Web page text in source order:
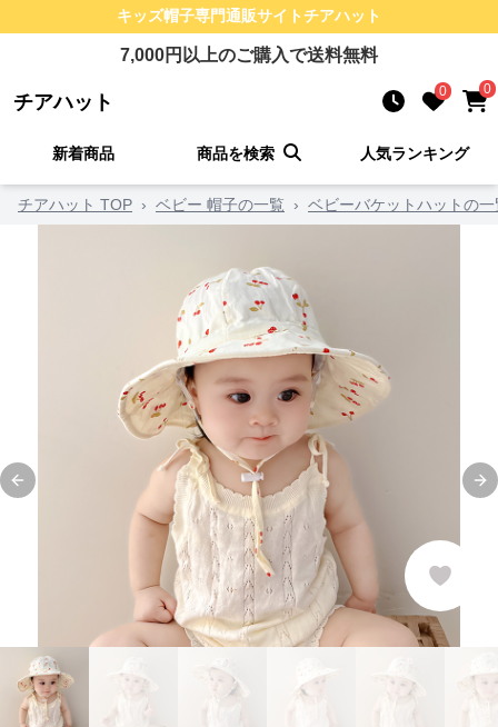
キッズ帽子専門通販サイトチアハット
7,000円以上のご購入で送料無料
チアハット 0 0
新着商品 商品を検索 人気ランキング
チアハット TOP › ベビー 帽子の一覧 › ベビーバケットハットの一
Previous slide